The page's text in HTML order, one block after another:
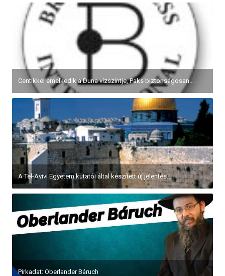
Centikkel emelkedik a Duna vízszintje, Paks biztonságosan...
A Tel-Avivi Egyetem kutatói által készített új jelentés...
Pirkadat: Oberlander Báruch